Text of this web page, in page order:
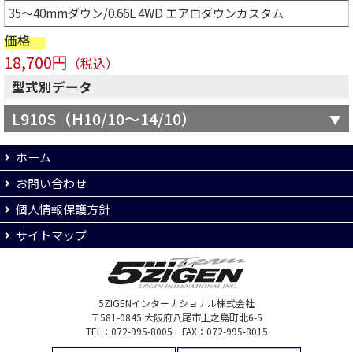
35～40mmダウン/0.66L 4WD エアロダウンカスタム
価格
18,700円 （税込）
型式別データ
L910S（H10/10～14/10）
ホーム
お問い合わせ
個人情報保護方針
サイトマップ
5ZIGENインターナショナル株式会社
〒581-0845 大阪府八尾市上之島町北6-5
TEL：072-995-8005 FAX：072-995-8015